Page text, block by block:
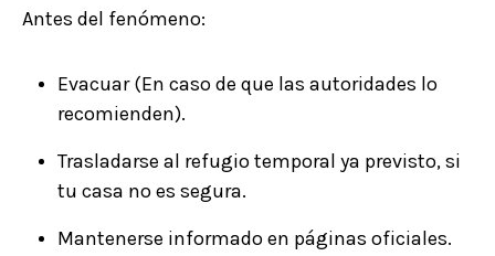
Antes del fenómeno:
Evacuar (En caso de que las autoridades lo
recomienden).
Trasladarse al refugio temporal ya previsto, si
tu casa no es segura.
Mantenerse informado en páginas oficiales.